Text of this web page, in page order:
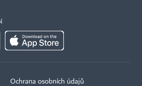
Ochrana osobních údajů